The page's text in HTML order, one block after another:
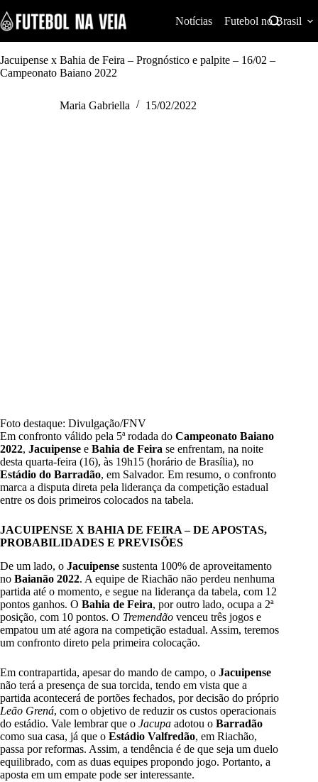
k
i
p
t
o
Notícias Futebol no Brasil
Jacuipense x Bahia de Feira – Prognóstico e palpite – 16/02 –
Campeonato Baiano 2022
Maria Gabriella 15/02/2022
Foto destaque: Divulgação/FNV
Em confronto válido pela 5ª rodada do Campeonato Baiano
2022, Jacuipense e Bahia de Feira se enfrentam, na noite
desta quarta-feira (16), às 19h15 (horário de Brasília), no
Estádio do Barradão, em Salvador. Em resumo, o confronto
marca a disputa direta pela liderança da competição estadual
entre os dois primeiros colocados na tabela.
JACUIPENSE X BAHIA DE FEIRA – DE APOSTAS,
PROBABILIDADES E PREVISÕES
De um lado, o Jacuipense sustenta 100% de aproveitamento
no Baianão 2022. A equipe de Riachão não perdeu nenhuma
partida até o momento, e segue na liderança da tabela, com 12
pontos ganhos. O Bahia de Feira, por outro lado, ocupa a 2ª
posição, com 10 pontos. O Tremendão venceu três jogos e
empatou um até agora na competição estadual. Assim, teremos
um confronto direto pela primeira colocação.
Em contrapartida, apesar do mando de campo, o Jacuipense
não terá a presença de sua torcida, tendo em vista que a
partida acontecerá de portões fechados, por decisão do próprio
Leão Grená, com o objetivo de reduzir os custos operacionais
do estádio. Vale lembrar que o Jacupa adotou o Barradão
como sua casa, já que o Estádio Valfredão, em Riachão,
passa por reformas. Assim, a tendência é de que seja um duelo
equilibrado, com as duas equipes propondo jogo. Portanto, a
aposta em um empate pode ser interessante.